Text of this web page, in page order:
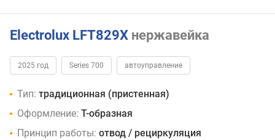
Electrolux LFT829X нержавейка
2025 год Series 700 автоуправление
Тип: традиционная (пристенная)
Оформление: Т-образная
Принцип работы: отвод / рециркуляция